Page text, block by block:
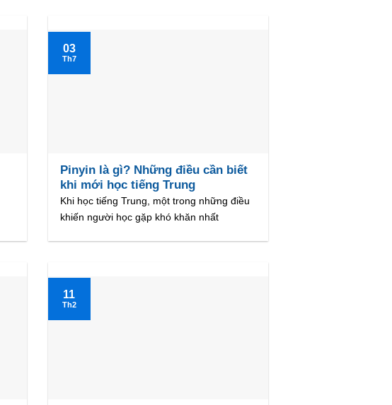
Pinyin là gì? Những điều cần biết
khi mới học tiếng Trung
Khi học tiếng Trung, một trong những điều
khiến người học gặp khó khăn nhất
03
Th7
11
Th2